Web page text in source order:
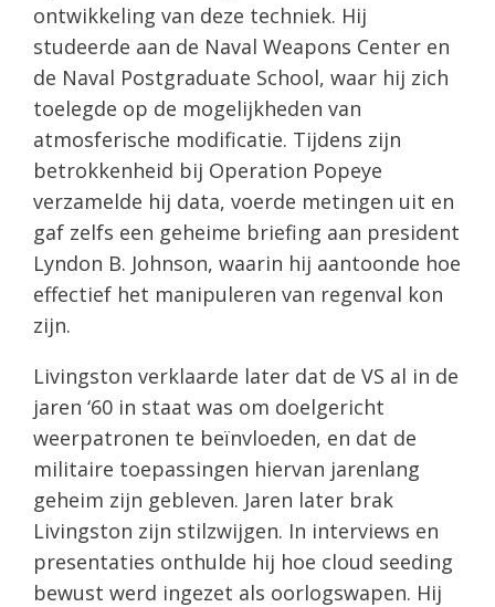
ontwikkeling van deze techniek. Hij
studeerde aan de Naval Weapons Center en
de Naval Postgraduate School, waar hij zich
toelegde op de mogelijkheden van
atmosferische modificatie. Tijdens zijn
betrokkenheid bij Operation Popeye
verzamelde hij data, voerde metingen uit en
gaf zelfs een geheime briefing aan president
Lyndon B. Johnson, waarin hij aantoonde hoe
effectief het manipuleren van regenval kon
zijn.
Livingston verklaarde later dat de VS al in de
jaren ‘60 in staat was om doelgericht
weerpatronen te beïnvloeden, en dat de
militaire toepassingen hiervan jarenlang
geheim zijn gebleven. Jaren later brak
Livingston zijn stilzwijgen. In interviews en
presentaties onthulde hij hoe cloud seeding
bewust werd ingezet als oorlogswapen. Hij